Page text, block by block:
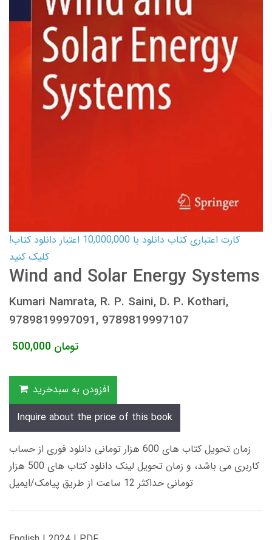
کارت اعتباری کتاب دانلود با 10,000,000 اعتبار دانلود کتاب!
کلیک کنید
Wind and Solar Energy Systems
Kumari Namrata, R. P. Saini, D. P. Kothari,
9789819997091, 9789819997107
500,000 تومان
افزودن به سبدخرید
Inquire about the price of this book
زمان تحویل کتاب های 600 هزار تومانی دانلود فوری از حساب
کاربری می باشد، و زمان تحویل لینک دانلود کتاب های 500 هزار
تومانی حداکثر 12 ساعت از طریق پیامک/ایمیل